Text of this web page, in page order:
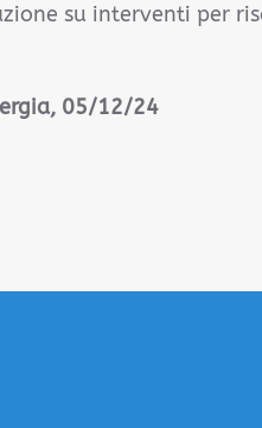
su interventi per
05/12/24